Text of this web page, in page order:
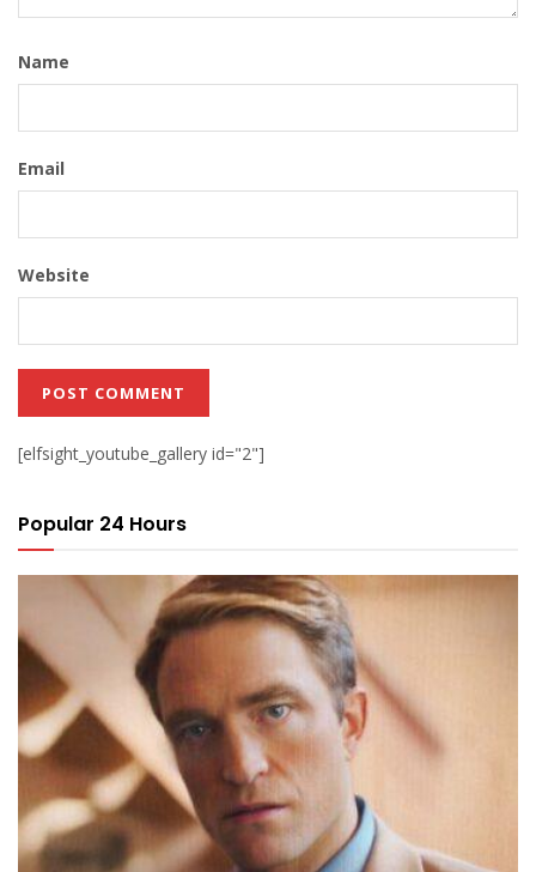
Name
Email
Website
[elfsight_youtube_gallery id="2"]
Popular 24 Hours